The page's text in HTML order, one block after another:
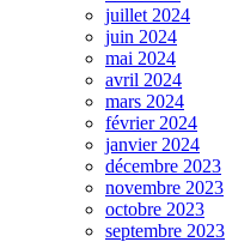
juillet 2024
juin 2024
mai 2024
avril 2024
mars 2024
février 2024
janvier 2024
décembre 2023
novembre 2023
octobre 2023
septembre 2023